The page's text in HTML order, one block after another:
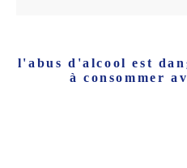
l'abus d'alcool est
à consommer